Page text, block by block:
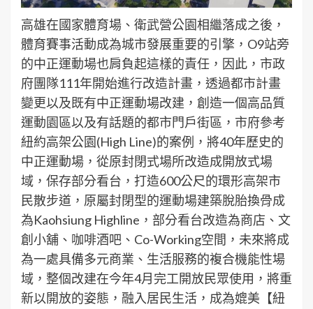
高雄在國家體育場、衛武營公園相繼落成之後，
體育賽事活動成為城市發展重要的引擎，O9站旁
的中正運動場也肩負起這樣的責任，因此，市政
府團隊111年開始進行改造計畫，透過都市計畫
變更以及既有中正運動場改建，創造一個高品質
運動園區以及有話題的都市門戶街區，市府參考
紐約高架公園(High Line)的案例，將40年歷史的
中正運動場，從原封閉式場所改造成開放式場
域，保存部分看台，打造600公尺的環形高架市
民散步道，原屬封閉型的運動場建築脫胎換骨成
為Kaohsiung Highline，部分看台改造為商店、文
創小舖、咖啡酒吧、Co-Working空間，未來將成
為一處具備多元商業、生活服務的複合機能性場
域，整個改建在今年4月完工開放民眾使用，將重
新以開放的姿態，融入居民生活，成為媲美【紐